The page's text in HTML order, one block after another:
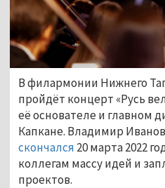
В филармонии Нижнего
пройдёт концерт «Русь
её основателе и главном
Капкане. Владимир
скончался 20 марта 2022
коллегам массу идей и
проектов.